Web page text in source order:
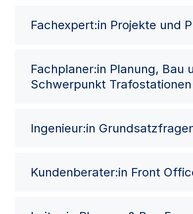
Fachexpert:in Projekte und
Fachplaner:in Planung,
Schwerpunkt
Ingenieur:in
Kundenberater:in Front